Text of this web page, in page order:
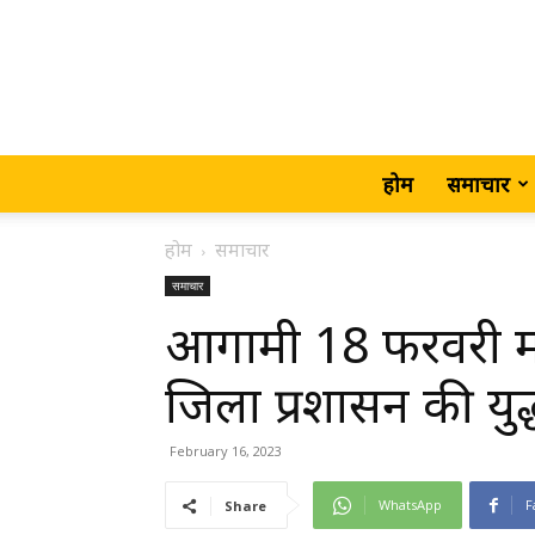
होम समाचार
होम समाचार
समाचार
आगामी 18 फरवरी
जिला प्रशासन की
February 16, 2023
Share WhatsApp